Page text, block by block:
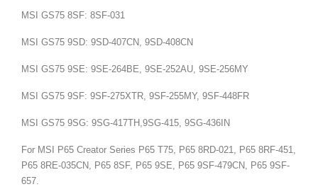
MSI GS75 8SF: 8SF-031
MSI GS75 9SD: 9SD-407CN, 9SD-408CN
MSI GS75 9SE: 9SE-264BE, 9SE-252AU, 9SE-256MY
MSI GS75 9SF: 9SF-275XTR, 9SF-255MY, 9SF-448FR
MSI GS75 9SG: 9SG-417TH,9SG-415, 9SG-436IN
For MSI P65 Creator Series P65 T75, P65 8RD-021, P65 8RF-451,
P65 8RE-035CN, P65 8SF, P65 9SE, P65 9SF-479CN, P65 9SF-
657.